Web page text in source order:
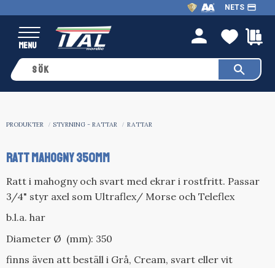
Meny
NETS payment
person
PRODUKTER STYRNING - RATTAR RATTAR
RATT MAHOGNY 350MM
Ratt i mahogny och svart med ekrar i rostfritt. Passar
3/4" styr axel som Ultraflex/ Morse och Teleflex
b.l.a. har
Diameter Ø (mm): 350
finns även att beställ i Grå, Cream, svart eller vit